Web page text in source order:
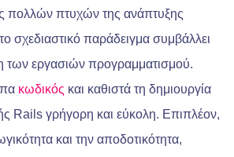
πολλών πτυχών της ανάπτυξης
σχεδιαστικό παράδειγμα συμβάλλει
των εργασιών προγραμματισμού.
κωδικός και καθιστά τη δημιουργία
Rails γρήγορη και εύκολη. Επιπλέον,
και την αποδοτικότητα,